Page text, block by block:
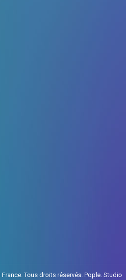
Tous droits réservés. Pople. Studio